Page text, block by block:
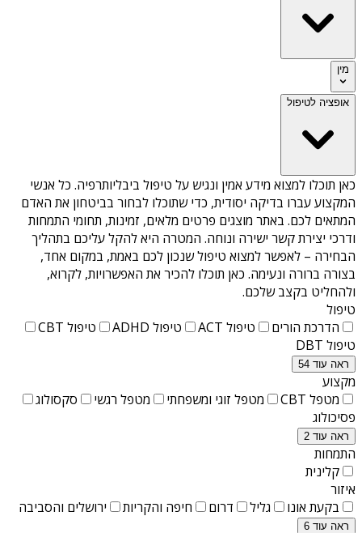
מין
אופציה לטיפול
כאן תוכלו למצוא מידע אמין ונגיש על טיפול ביבליותרפיה. כל אנשי
המקצוע עברו בדיקה יסודית, כדי שתוכלו לבחור בביטחון את האדם
המתאים לכם. באתר מוצגים פרטים מלאים, זמינות, תחומי התמחות
ודרכי יצירת קשר ישירה ונוחה. המטרה היא להקל עליכם בתהליך
הבחירה – לאפשר למצוא טיפול שנכון לכם באמת, במקום אחד,
בצורה ברורה ונעימה. כאן תוכלו להכיר את האפשרויות, לקרוא,
ולהחליט בקצב שלכם.
טיפול
הדרכת הורים
טיפול ACT טיפול ADHD
טיפול CBT
טיפול DBT
ראה עוד 54
מקצוע
מטפל CBT
מטפל זוגי ומשפחתי מטפל רגשי
סקסולוג
פסיכולוג
ראה עוד 2
התמחות
קלינית
איזור
בקעת אונו
גליל דרום חיפה והקריות ירושלים והסביבה
ראה עוד 6